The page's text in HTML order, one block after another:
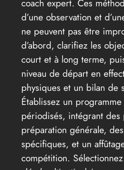
coach expert. Ces
d’une observation et
ne peuvent pas être
d’abord, clarifiez les
court et à long terme,
niveau de départ en
physiques et un bilan de
Établissez un
périodisés, intégrant des
préparation générale,
spécifiques, et un
compétition.